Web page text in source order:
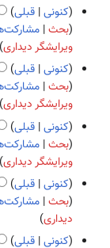
ل
ا
ص
ۀ
و
ی
ر
ا
ی
ش
کنونی قبلی
بحث
ب
د
و
ن
ل
ا
ص
ۀ
و
ی
ر
ویرایشگر دیداری
کنونی قبلی
بحث
ب
د
و
خ
ل
ا
ص
ۀ
ویرایشگر دیداری
کنونی قبلی
بحث
ب
د
و
ن
خ
ویرایشگر دیداری
کنونی قبلی
بحث
ب
د
دیداری
کنونی قبلی